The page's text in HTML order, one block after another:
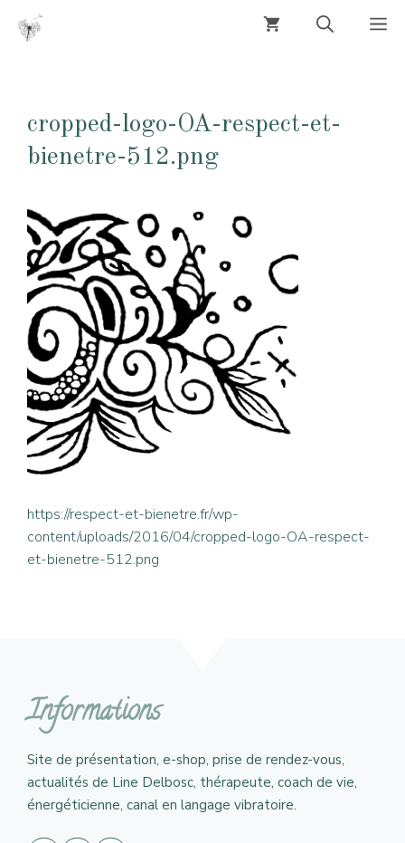
cropped-logo-OA-respect-et-
bienetre-512.png
https://respect-et-bienetre.fr/wp-
content/uploads/2016/04/cropped-logo-OA-respect-
et-bienetre-512.png
Informations
Site de présentation, e-shop, prise de rendez-vous,
actualités de Line Delbosc, thérapeute, coach de vie,
énergéticienne, canal en langage vibratoire.